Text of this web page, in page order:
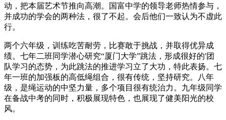
动，把本届艺术节推向高潮。国富中学的领导老师热情参与，
并成功的学会的两种法，很了不起。会后他们一致认为不虚此
行。
两个六年级，训练吃苦耐劳，比赛敢于挑战，并取得优异成
绩。七年二班同学潜心研究“厦门大学”跳法，形成很好的'团
队学习的态势，为此跳法的推进学习立了大功，特此表扬。七
年一班的加强板的高低绳组合，很有传统，坚持研究。八年
级，是绳运动的中坚力量，多个项目很有统治力。九年级同学
在备战中考的同时，积极展现特色，也展现了健美阳光的校
风。